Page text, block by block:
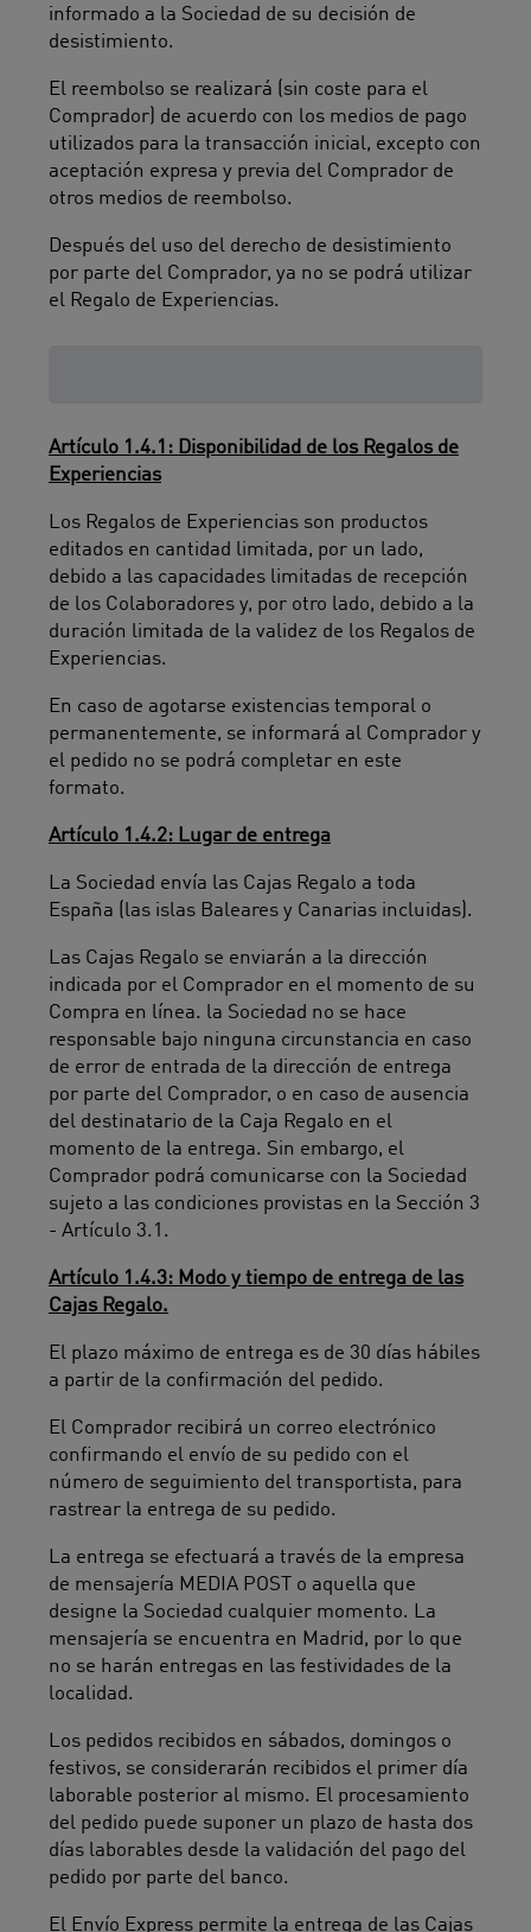
informado a la Sociedad de su decisión de
desistimiento.
El reembolso se realizará (sin coste para el
Comprador) de acuerdo con los medios de pago
utilizados para la transacción inicial, excepto con
aceptación expresa y previa del Comprador de
otros medios de reembolso.
Después del uso del derecho de desistimiento
por parte del Comprador, ya no se podrá utilizar
el Regalo de Experiencias.
Artículo 1.4.1: Disponibilidad de los Regalos de
Experiencias
Los Regalos de Experiencias son productos
editados en cantidad limitada, por un lado,
debido a las capacidades limitadas de recepción
de los Colaboradores y, por otro lado, debido a la
duración limitada de la validez de los Regalos de
Experiencias.
En caso de agotarse existencias temporal o
permanentemente, se informará al Comprador y
el pedido no se podrá completar en este
formato.
Artículo 1.4.2: Lugar de entrega
La Sociedad envía las Cajas Regalo a toda
España (las islas Baleares y Canarias incluidas).
Las Cajas Regalo se enviarán a la dirección
indicada por el Comprador en el momento de su
Compra en línea. la Sociedad no se hace
responsable bajo ninguna circunstancia en caso
de error de entrada de la dirección de entrega
por parte del Comprador, o en caso de ausencia
del destinatario de la Caja Regalo en el
momento de la entrega. Sin embargo, el
Comprador podrá comunicarse con la Sociedad
sujeto a las condiciones provistas en la Sección 3
- Artículo 3.1.
Artículo 1.4.3: Modo y tiempo de entrega de las
Cajas Regalo.
El plazo máximo de entrega es de 30 días hábiles
a partir de la confirmación del pedido.
El Comprador recibirá un correo electrónico
confirmando el envío de su pedido con el
número de seguimiento del transportista, para
rastrear la entrega de su pedido.
La entrega se efectuará a través de la empresa
de mensajería MEDIA POST o aquella que
designe la Sociedad cualquier momento. La
mensajería se encuentra en Madrid, por lo que
no se harán entregas en las festividades de la
localidad.
Los pedidos recibidos en sábados, domingos o
festivos, se considerarán recibidos el primer día
laborable posterior al mismo. El procesamiento
del pedido puede suponer un plazo de hasta dos
días laborables desde la validación del pago del
pedido por parte del banco.
El Envío Express permite la entrega de las Cajas